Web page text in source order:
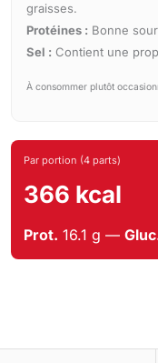
graisses.
Protéines : Bonne
Sel : Contient une
À consommer plutôt
Par portion (4 parts)
366 kcal
Prot. 16.1 g —